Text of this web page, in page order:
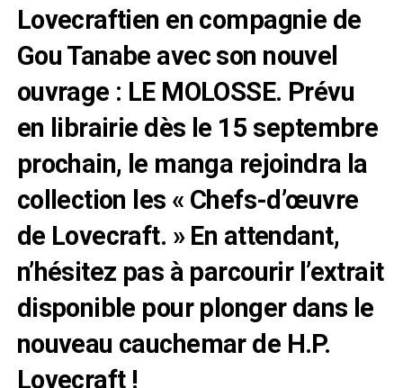
Lovecraftien en compagnie de
Gou Tanabe avec son nouvel
ouvrage : LE MOLOSSE. Prévu
en librairie dès le 15 septembre
prochain, le manga rejoindra la
collection les « Chefs-d’œuvre
de Lovecraft. » En attendant,
n’hésitez pas à parcourir l’extrait
disponible pour plonger dans le
nouveau cauchemar de H.P.
Lovecraft !